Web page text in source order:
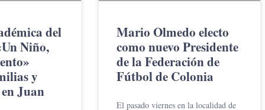
del
Niño,
y
Juan
Mario Olmedo electo
como nuevo Presidente
de la Federación de
Fútbol de Colonia
El pasado viernes en la localidad de